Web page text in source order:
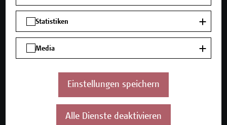
Unser Angebot
Seminare und Zertifikatsprogramme
Inhouse-Weiterbildung
Die Campus Wien Academy
Referenzen und Partner*innen
Statistiken
Media
Einstellungen speichern
Alle Dienste deaktivieren